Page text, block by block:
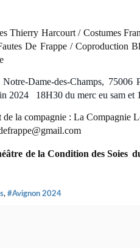
Thierry Harcourt / Costumes
De Frappe / Coproduction
Dame-des-Champs,
2024 18H30 du merc eu sam et
la compagnie : La Compagnie
de la Condition des Soies
, #Avignon 2024